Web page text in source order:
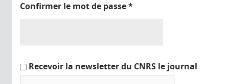
Confirmer le mot de passe*
Recevoir la newsletter du CNRS le journal